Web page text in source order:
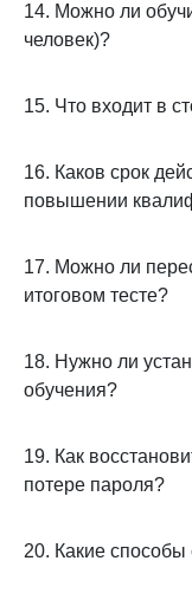
14. Можно ли
человек)?
15. Что входит в
16. Каков срок
повышении
17. Можно ли
итоговом тесте?
18. Нужно ли
обучения?
19. Как
потере пароля?
20. Какие